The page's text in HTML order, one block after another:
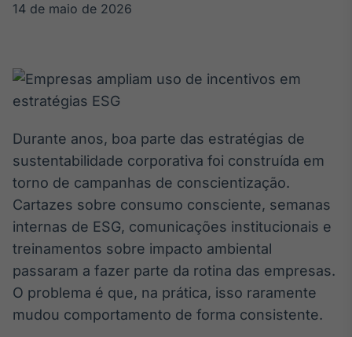
White Label
personalizados
Soluções de Dados
e Conteúdos
OTC
Plataforma para
negociação de
Broadcast
14 de maio de 2026
Durante anos, boa parte das estratégias de
sustentabilidade corporativa foi construída em
torno de campanhas de conscientização.
Cartazes sobre consumo consciente, semanas
internas de ESG, comunicações institucionais e
treinamentos sobre impacto ambiental
passaram a fazer parte da rotina das empresas.
O problema é que, na prática, isso raramente
mudou comportamento de forma consistente.